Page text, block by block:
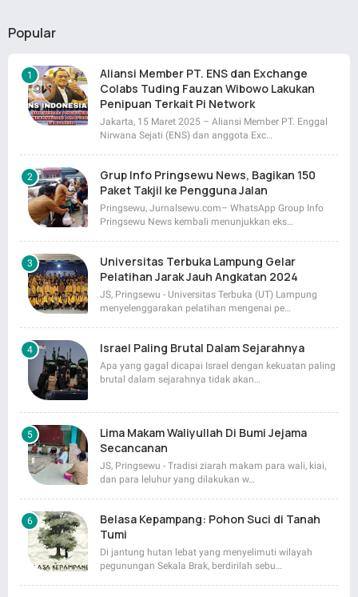
Popular
Aliansi Member PT. ENS dan Exchange
Colabs Tuding Fauzan Wibowo Lakukan
Penipuan Terkait Pi Network
Jakarta, 15 Maret 2025 – Aliansi Member PT. Enggal
Nirwana Sejati (ENS) dan anggota Exc…
Grup Info Pringsewu News, Bagikan 150
Paket Takjil ke Pengguna Jalan
Pringsewu, Jurnalsewu.com– WhatsApp Group Info
Pringsewu News kembali menunjukkan eks…
Universitas Terbuka Lampung Gelar
Pelatihan Jarak Jauh Angkatan 2024
JS, Pringsewu - Universitas Terbuka (UT) Lampung
menyelenggarakan pelatihan mengenai pe…
Israel Paling Brutal Dalam Sejarahnya
Apa yang gagal dicapai Israel dengan kekuatan paling
brutal dalam sejarahnya tidak akan…
Lima Makam Waliyullah Di Bumi Jejama
Secancanan
JS, Pringsewu - Tradisi ziarah makam para wali, kiai,
dan para leluhur yang dilakukan w…
Belasa Kepampang: Pohon Suci di Tanah
Tumi
Di jantung hutan lebat yang menyelimuti wilayah
pegunungan Sekala Brak, berdirilah sebu…